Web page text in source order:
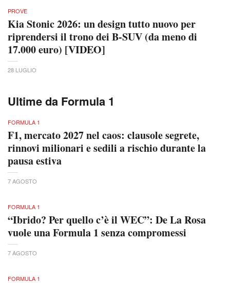
PROVE
Kia Stonic 2026: un design tutto nuovo per
riprendersi il trono dei B-SUV (da meno di
17.000 euro) [VIDEO]
28 LUGLIO
Ultime da Formula 1
FORMULA 1
F1, mercato 2027 nel caos: clausole segrete,
rinnovi milionari e sedili a rischio durante la
pausa estiva
7 AGOSTO
FORMULA 1
“Ibrido? Per quello c’è il WEC”: De La Rosa
vuole una Formula 1 senza compromessi
7 AGOSTO
FORMULA 1